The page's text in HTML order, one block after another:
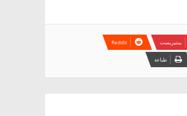
بينتيريست
طباعة